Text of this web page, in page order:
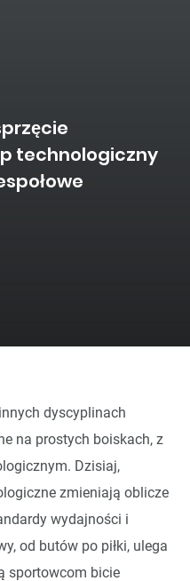
technologiczny
dyscyplinach
na prostych boiskach, z
Dzisiaj,
zmieniają oblicze
wydajności i
od butów po piłki, ulega
sportowcom bicie